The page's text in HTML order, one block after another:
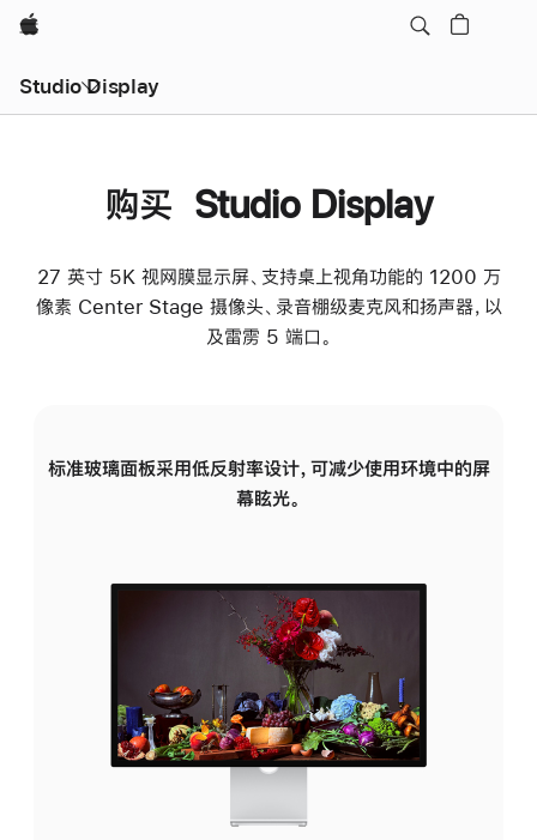
Apple
Studio Display
购买 Studio Display
27 英寸 5K 视网膜显示屏、支持桌上视角功能的 1200 万
像素 Center Stage 摄像头、录音棚级麦克风和扬声器，以
及雷雳 5 端口。
标准玻璃面板采用低反射率设计，可减少使用环境中的屏
幕眩光。